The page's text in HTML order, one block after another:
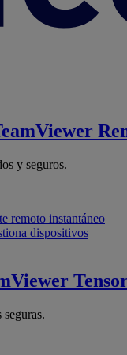
y seguros.
remoto instantáneo
dispositivos
Tensor